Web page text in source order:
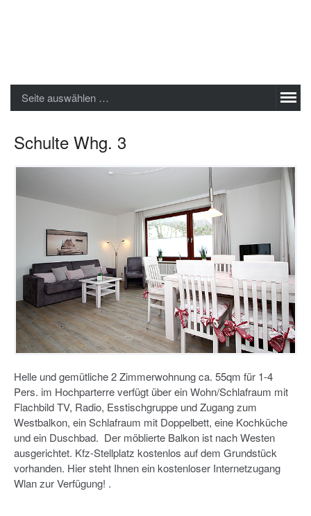
Seite auswählen …
Schulte Whg. 3
Helle und gemütliche 2 Zimmerwohnung ca. 55qm für 1-4
Pers. im Hochparterre verfügt über ein Wohn/Schlafraum mit
Flachbild TV, Radio, Esstischgruppe und Zugang zum
Westbalkon, ein Schlafraum mit Doppelbett, eine Kochküche
und ein Duschbad. Der möblierte Balkon ist nach Westen
ausgerichtet. Kfz-Stellplatz kostenlos auf dem Grundstück
vorhanden. Hier steht Ihnen ein kostenloser Internetzugang
Wlan zur Verfügung! .